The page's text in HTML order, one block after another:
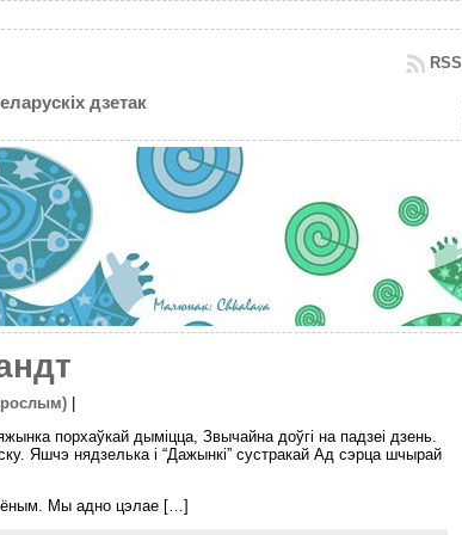
дзетак
RSS
|
порхаўкай дымiцца, Звычайна доўгi на падзеi дзень.
Яшчэ нядзелька i “Дажынкi” сустракай Ад сэрца шчырай
Мы адно цэлае […]